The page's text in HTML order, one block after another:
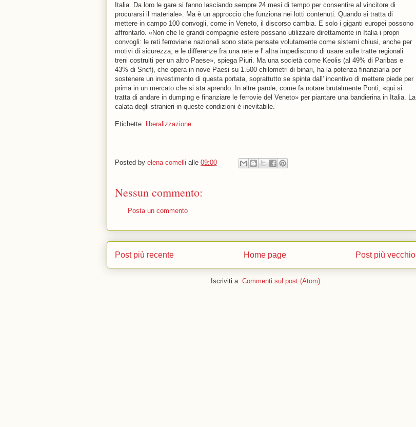
Italia. Da loro le gare si fanno lasciando sempre 24 mesi di tempo per consentire al vincitore di
procurarsi il materiale». Ma è un approccio che funziona nei lotti contenuti. Quando si tratta di
mettere in campo 100 convogli, come in Veneto, il discorso cambia. E solo i giganti europei possono
affrontarlo. «Non che le grandi compagnie estere possano utilizzare direttamente in Italia i propri
convogli: le reti ferroviarie nazionali sono state pensate volutamente come sistemi chiusi, anche per
motivi di sicurezza, e le differenze fra una rete e l' altra impediscono di usare sulle tratte regionali
treni costruiti per un altro Paese», spiega Piuri. Ma una società come Keolis (al 49% di Paribas e
43% di Sncf), che opera in nove Paesi su 1.500 chilometri di binari, ha la potenza finanziaria per
sostenere un investimento di questa portata, soprattutto se spinta dall' incentivo di mettere piede per
prima in un mercato che si sta aprendo. In altre parole, come fa notare brutalmente Ponti, «qui si
tratta di andare in dumping e finanziare le ferrovie del Veneto» per piantare una bandierina in Italia. La
calata degli stranieri in queste condizioni è inevitabile.
Etichette: liberalizzazione
Posted by elena comelli alle 09:00
Nessun commento:
Posta un commento
Post più recente Post più vecchio
Home page
Iscriviti a: Commenti sul post (Atom)